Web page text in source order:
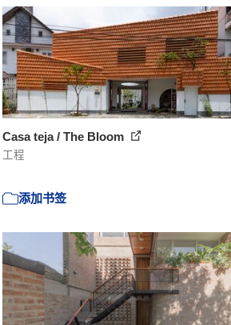
Casa teja / The Bloom
工程
添加书签